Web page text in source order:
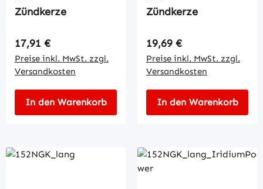
Zündkerze
Regulärer Preis:
17,91 €
Preise inkl. MwSt. zzgl.
Versandkosten
In den Warenkorb
Zündkerze
Regulärer Preis:
19,69 €
Preise inkl. MwSt. zzgl.
Versandkosten
In den Warenkorb